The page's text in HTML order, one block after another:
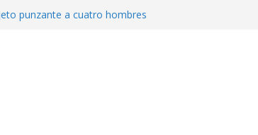
punzante a cuatro hombres
Ciudadano